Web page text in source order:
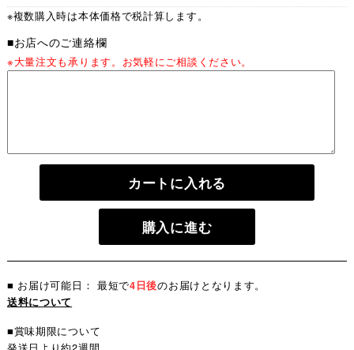
※複数購入時は本体価格で税計算します。
■お店へのご連絡欄
※大量注文も承ります。お気軽にご相談ください。
カートに入れる
購入に進む
■ お届け可能日： 最短で4日後のお届けとなります。
送料について
■賞味期限について